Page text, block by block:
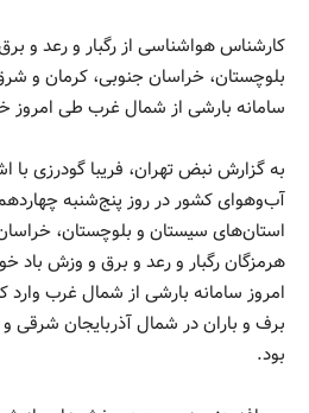
کارشناس هواشناسی از رگبار و رعد و
بلوچستان، خراسان جنوبی، کرمان و
سامانه بارشی از شمال غرب طی امروز
به گزارش نبض تهران، فریبا گودرزی با
آب‌وهوای کشور در روز پنج‌شنبه چهاردهم
استان‌های سیستان و بلوچستان،
هرمزگان رگبار و رعد و برق و وزش باد
امروز سامانه بارشی از شمال غرب
برف و باران در شمال آذربایجان شرقی
بود.